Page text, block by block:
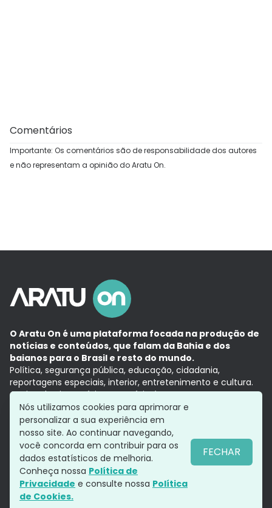
Comentários
Importante: Os comentários são de responsabilidade dos autores
e não representam a opinião do Aratu On.
O Aratu On é uma plataforma focada na produção de
notícias e conteúdos, que falam da Bahia e dos
baianos para o Brasil e resto do mundo.
Política, segurança pública, educação, cidadania,
reportagens especiais, interior, entretenimento e cultura.
Aqui, tudo vira notícia e a notícia é no tempo presente,
com a credibilidade do Grupo Aratu.
Grupo Aratu
Política de privacidade
Siga-nos
Nós utilizamos cookies para aprimorar e
personalizar a sua experiência em
nosso site. Ao continuar navegando,
você concorda em contribuir para os
dados estatísticos de melhoria.
Conheça nossa Política de
Privacidade e consulte nossa Política
de Cookies.
FECHAR